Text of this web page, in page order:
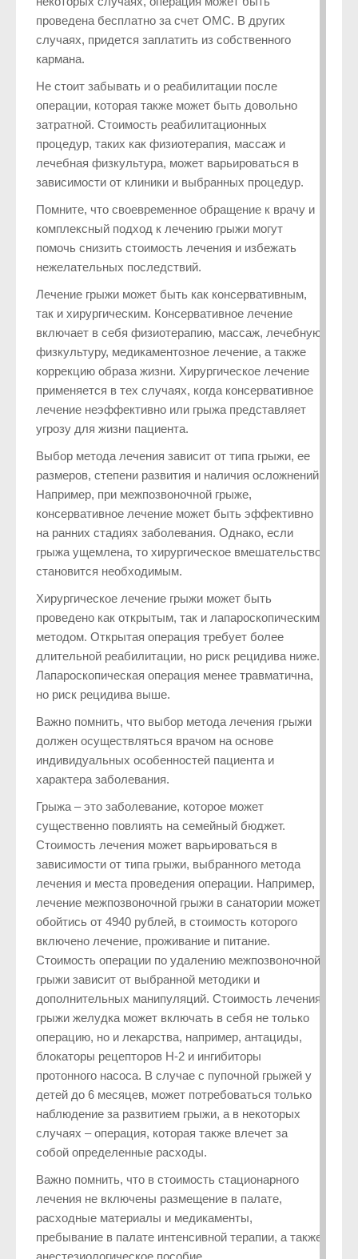
проведена бесплатно за счет ОМС. В других
случаях, придется заплатить из собственного
кармана.
Не стоит забывать и о реабилитации после
операции, которая также может быть довольно
затратной. Стоимость реабилитационных
процедур, таких как физиотерапия, массаж и
лечебная физкультура, может варьироваться в
зависимости от клиники и выбранных процедур.
Помните, что своевременное обращение к врачу и
комплексный подход к лечению грыжи могут
помочь снизить стоимость лечения и избежать
нежелательных последствий.
Лечение грыжи может быть как консервативным,
так и хирургическим. Консервативное лечение
включает в себя физиотерапию, массаж, лечебную
физкультуру, медикаментозное лечение, а также
коррекцию образа жизни. Хирургическое лечение
применяется в тех случаях, когда консервативное
лечение неэффективно или грыжа представляет
угрозу для жизни пациента.
Выбор метода лечения зависит от типа грыжи, ее
размеров, степени развития и наличия осложнений.
Например, при межпозвоночной грыже,
консервативное лечение может быть эффективно
на ранних стадиях заболевания. Однако, если
грыжа ущемлена, то хирургическое вмешательство
становится необходимым.
Хирургическое лечение грыжи может быть
проведено как открытым, так и лапароскопическим
методом. Открытая операция требует более
длительной реабилитации, но риск рецидива ниже.
Лапароскопическая операция менее травматична,
но риск рецидива выше.
Важно помнить, что выбор метода лечения грыжи
должен осуществляться врачом на основе
индивидуальных особенностей пациента и
характера заболевания.
Грыжа – это заболевание, которое может
существенно повлиять на семейный бюджет.
Стоимость лечения может варьироваться в
зависимости от типа грыжи, выбранного метода
лечения и места проведения операции. Например,
лечение межпозвоночной грыжи в санатории может
обойтись от 4940 рублей, в стоимость которого
включено лечение, проживание и питание.
Стоимость операции по удалению межпозвоночной
грыжи зависит от выбранной методики и
дополнительных манипуляций. Стоимость лечения
грыжи желудка может включать в себя не только
операцию, но и лекарства, например, антациды,
блокаторы рецепторов H-2 и ингибиторы
протонного насоса. В случае с пупочной грыжей у
детей до 6 месяцев, может потребоваться только
наблюдение за развитием грыжи, а в некоторых
случаях – операция, которая также влечет за
собой определенные расходы.
Важно помнить, что в стоимость стационарного
лечения не включены размещение в палате,
расходные материалы и медикаменты,
пребывание в палате интенсивной терапии, а также
анестезиологическое пособие.